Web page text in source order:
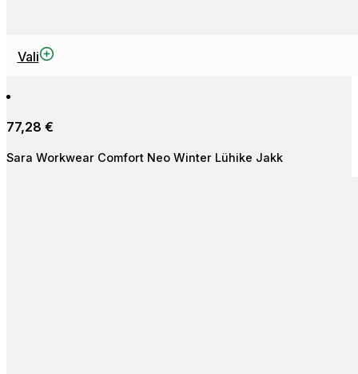
Vali
This
variants.
options
77,28 €
Sara Workwear Comfort Neo Winter Lühike Jakk